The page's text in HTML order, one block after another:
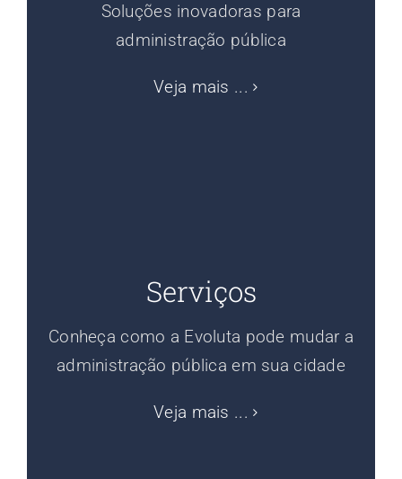
Soluções inovadoras para
administração pública
Veja mais ...
Serviços
Conheça como a Evoluta pode mudar a
administração pública em sua cidade
Veja mais ...